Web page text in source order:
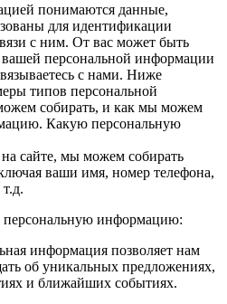
понимаются данные,
для идентификации
с ним. От вас может быть
персональной информации
с нами. Ниже
типов персональной
собирать, и как мы можем
Какую персональную
на сайте, мы можем собирать
ваши имя, номер телефона,
информацию:
информация позволяет нам
об уникальных предложениях,
и ближайших событиях.